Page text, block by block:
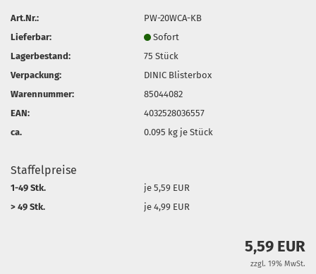
Art.Nr.:
PW-20WCA-KB
Lieferbar:
Sofort
Lagerbestand:
75Stück
Verpackung:
DINIC Blisterbox
Warennummer:
85044082
EAN:
4032528036557
ca.
0.095 kg je Stück
Staffelpreise
1-49 Stk.
je 5,59 EUR
> 49 Stk.
je 4,99 EUR
5,59 EUR
zzgl. 19% MwSt.